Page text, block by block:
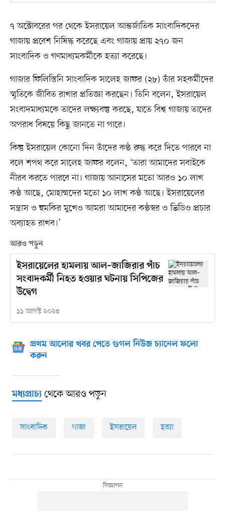
৭ অক্টোবরের পর থেকে ইসরায়েল আন্তর্জাতিক সাংবাদিকদের
গাজায় প্রবেশ নিষিদ্ধ করেছে এবং গাজায় প্রায় ২৭০ জন
সাংবাদিক ও গণমাধ্যমকর্মীকে হত্যা করেছে।
গাজার ফিলিস্তিনি সাংবাদিক সালেহ জাফর (২৮) তাঁর সহকর্মীদের
স্মৃতিকে জীবিত রাখার প্রতিজ্ঞা করছেন। তিনি বলেন, ইসরায়েল
সংবাদমাধ্যমকে তাদের লক্ষ্যবস্তু করছে, যাতে বিশ্ব গাজায় তাদের
অপরাধ বিষয়ে কিছু জানতে না পারে।
কিন্তু ইসরায়েল কোনো দিন তাঁদের কণ্ঠ রুদ্ধ করে দিতে পারবে না
বলে শপথ করে সালেহ জাফর বলেন, ‘তারা আমাদের সবাইকে
নীরব করতে পারবে না। গাজায় আনাসের মতো আরও ১০ লাখ
কণ্ঠ আছে, মোহাম্মদের মতো ১০ লাখ কণ্ঠ আছে। ইসরায়েলের
সন্ত্রাস ও হুমকির মুখেও আমরা আমাদের কণ্ঠস্বর ও ভিডিও প্রচার
অব্যাহত রাখব।’
আরও পড়ুন
ইসরায়েলের হামলায় আল–জাজিরার পাঁচ
সংবাদকর্মী নিহত হওয়ার ঘটনায় সিপিজের
উদ্বেগ
১১ আগস্ট ২০২৫
প্রথম আলোর খবর পেতে গুগল নিউজ চ্যানেল ফলো
করুন
মধ্যপ্রাচ্যথেকে আরও পড়ুন
সাংবাদিক গাজা ইসরায়েল হত্যা